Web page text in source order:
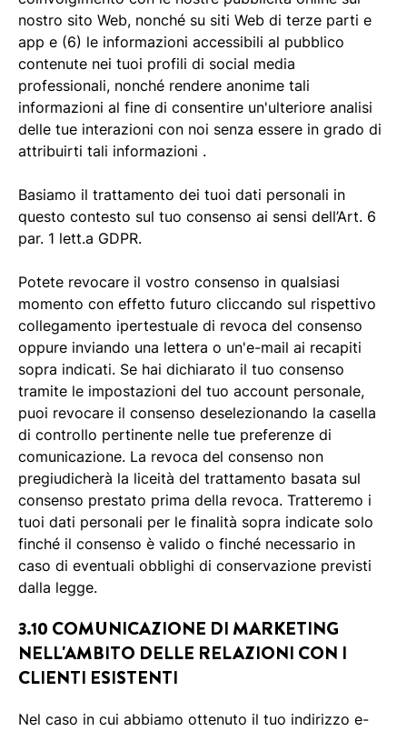
nostro sito Web, nonché su siti Web di terze parti e
app e (6) le informazioni accessibili al pubblico
contenute nei tuoi profili di social media
professionali, nonché rendere anonime tali
informazioni al fine di consentire un'ulteriore analisi
delle tue interazioni con noi senza essere in grado di
attribuirti tali informazioni .
Basiamo il trattamento dei tuoi dati personali in
questo contesto sul tuo consenso ai sensi dell’Art. 6
par. 1 lett.a GDPR.
Potete revocare il vostro consenso in qualsiasi
momento con effetto futuro cliccando sul rispettivo
collegamento ipertestuale di revoca del consenso
oppure inviando una lettera o un'e-mail ai recapiti
sopra indicati. Se hai dichiarato il tuo consenso
tramite le impostazioni del tuo account personale,
puoi revocare il consenso deselezionando la casella
di controllo pertinente nelle tue preferenze di
comunicazione. La revoca del consenso non
pregiudicherà la liceità del trattamento basata sul
consenso prestato prima della revoca. Tratteremo i
tuoi dati personali per le finalità sopra indicate solo
finché il consenso è valido o finché necessario in
caso di eventuali obblighi di conservazione previsti
dalla legge.
3.10 COMUNICAZIONE DI MARKETING
NELL'AMBITO DELLE RELAZIONI CON I
CLIENTI ESISTENTI
Nel caso in cui abbiamo ottenuto il tuo indirizzo e-